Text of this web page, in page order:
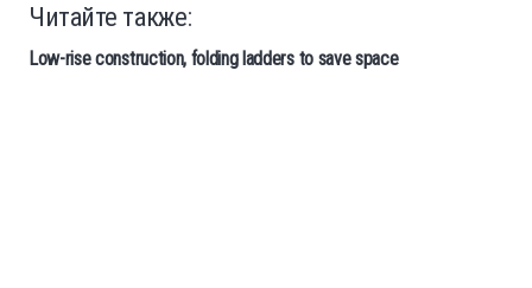
Читайте также:
Low-rise construction, folding ladders to save space